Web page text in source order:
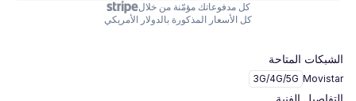
كل مدفوعاتك مؤمّنة من خلال
كل الأسعار المذكورة بالدولار الأمريكي
الشبكات المتاحة
Movistar
3G/4G/5G
التفاصيل الفنية